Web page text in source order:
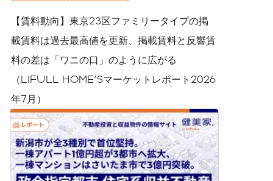
【賃料動向】東京23区ファミリータイプの掲
載賃料は過去最高値を更新、掲載賃料と反響賃
料の差は「ワニの口」のように広がる
（LIFULL HOME'Sマーケットレポート2026
年7月）